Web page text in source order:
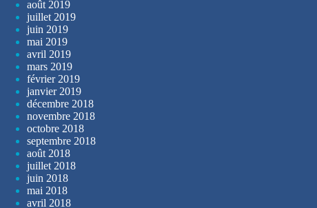
août 2019
juillet 2019
juin 2019
mai 2019
avril 2019
mars 2019
février 2019
janvier 2019
décembre 2018
novembre 2018
octobre 2018
septembre 2018
août 2018
juillet 2018
juin 2018
mai 2018
avril 2018